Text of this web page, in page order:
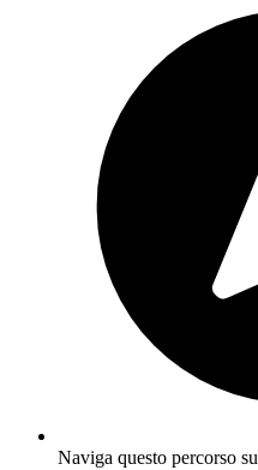
Naviga questo percorso su